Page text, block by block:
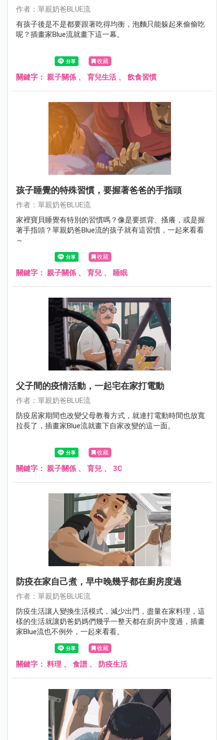
作者：單親奶爸BLUE流
有孩子後是不是都要跟著吃得均衡，泡麵只能躲起來偷偷吃
呢？插畫家Blue流就畫下這一幕。
收藏
關鍵字： 親子關係 、 育兒生活、 飲食習慣
孩子睡覺的特殊習慣，要握著爸爸的手指頭
作者：單親奶爸BLUE流
家裡寶貝睡覺有特別的習慣嗎？像是要抓背、搔癢，或是握
著手指頭？單親奶爸Blue流的孩子就有這習慣，一起來看看
～
收藏
關鍵字： 親子關係 、 育兒 、 睡眠
父子間的疫情活動，一起宅在家打電動
作者：單親奶爸BLUE流
防疫居家期間也改變父母教養方式，就連打電動時間也放寬
拉長了，插畫家Blue流就畫下自家改變的這一面。
收藏
關鍵字： 親子關係 、 育兒 、 3C
防疫在家自己煮，早中晚幾乎都在廚房度過
作者：單親奶爸BLUE流
防疫生活讓人變換生活模式，減少出門，盡量在家料理，這
樣的生活就讓奶爸奶媽們幾乎一整天都在廚房中度過，插畫
家Blue流也不例外，一起來看看。
收藏
關鍵字： 料理 、 食譜 、 防疫生活